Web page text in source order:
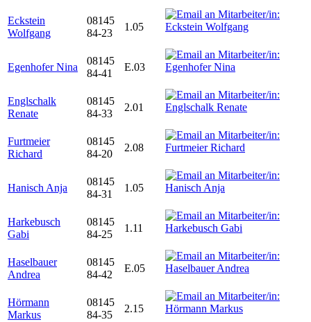
Eckstein
Wolfgang
08145
84-23
1.05
Egenhofer Nina
08145
84-41
E.03
Englschalk
Renate
08145
84-33
2.01
Furtmeier
Richard
08145
84-20
2.08
Hanisch Anja
08145
84-31
1.05
Harkebusch
Gabi
08145
84-25
1.11
Haselbauer
Andrea
08145
84-42
E.05
Hörmann
Markus
08145
84-35
2.15